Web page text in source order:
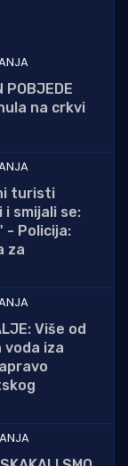
POBJEDE
na crkvi
turisti
i smijali se:
- Policija:
za
Više od
iza